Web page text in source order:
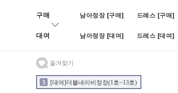
구매 남아정장 [구매] 드레스 [구매]
대여 남아정장 [대여] 드레스 [대여]
즐겨찾기
3 [대여]더블네이비정장(1호~13호)